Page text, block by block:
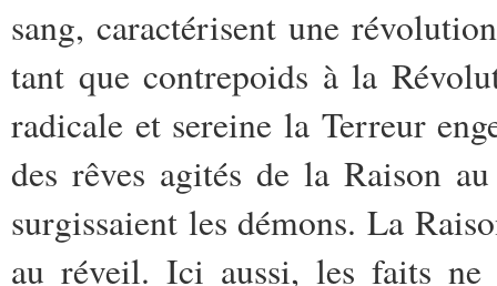
sang, caractérisent une
tant que contrepoids à la
radicale et sereine la Terreur
des rêves agités de la Raison
surgissaient les démons. La
au réveil. Ici aussi, les faits ne